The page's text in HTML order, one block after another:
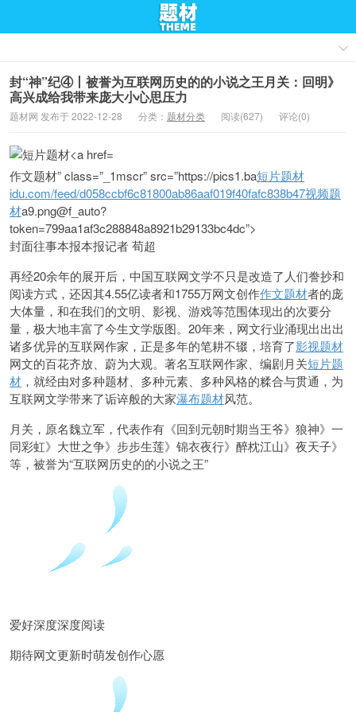
封“神”纪④丨被誉为互联网历史的的小说之王月关：回明》
高兴成给我带来庞大小心思压力
题材网 发布于 2022-12-28 分类： 题材分类 阅读(627) 评论(0)
作文题材” class=”_1mscr” src=”https://pics1.ba短片题材
idu.com/feed/d058ccbf6c81800ab86aaf019f40fafc838b47视频题
材a9.png@f_auto?
token=799aa1af3c288848a8921b29133bc4dc”>
封面往事本报本报记者 荀超
再经20余年的展开后，中国互联网文学不只是改造了人们誊抄和
阅读方式，还因其4.55亿读者和1755万网文创作作文题材者的庞
大体量，和在我们的文明、影视、游戏等范围体现出的次要分
量，极大地丰富了今生文学版图。20年来，网文行业涌现出出出
诸多优异的互联网作家，正是多年的笔耕不辍，培育了影视题材
网文的百花齐放、蔚为大观。著名互联网作家、编剧月关短片题
材 ，就经由对多种题材、多种元素、多种风格的糅合与贯通，为
互联网文学带来了诟谇般的大家瀑布题材风范。
月关，原名魏立军，代表作有《回到元朝时期当王爷》狼神》一
同彩虹》大世之争》步步生莲》锦衣夜行》醉枕江山》夜天子》
等，被誉为“互联网历史的的小说之王”
爱好深度深度阅读
期待网文更新时萌发创作心愿